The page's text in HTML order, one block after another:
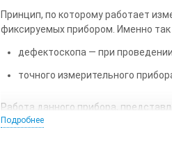
Принцип, по которому работает
фиксируемых прибором. Именно
дефектоскопа — при
точного измерительного
Работа данного прибора,
D5882-07. Это позволяет
Подробнее